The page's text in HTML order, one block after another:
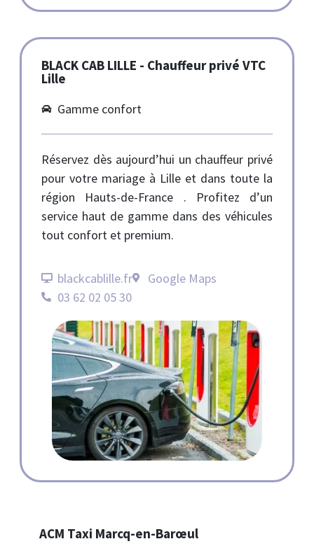
BLACK CAB LILLE - Chauffeur privé VTC
Lille
Gamme confort
Réservez dès aujourd’hui un chauffeur privé
pour votre mariage à Lille et dans toute la
région Hauts-de-France . Profitez d’un
service haut de gamme dans des véhicules
tout confort et premium.
blackcablille.fr
Google Maps
03 62 02 05 30
ACM Taxi Marcq-en-Barœul